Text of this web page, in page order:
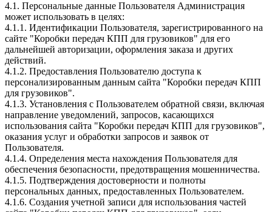
4.1. Персональные данные Пользователя Администрация
может использовать в целях:
4.1.1. Идентификации Пользователя, зарегистрированного на
сайте "Коробки передач КПП для грузовиков" для его
дальнейшей авторизации, оформления заказа и других
действий.
4.1.2. Предоставления Пользователю доступа к
персонализированным данным сайта "Коробки передач КПП
для грузовиков".
4.1.3. Установления с Пользователем обратной связи, включая
направление уведомлений, запросов, касающихся
использования сайта "Коробки передач КПП для грузовиков",
оказания услуг и обработки запросов и заявок от
Пользователя.
4.1.4. Определения места нахождения Пользователя для
обеспечения безопасности, предотвращения мошенничества.
4.1.5. Подтверждения достоверности и полноты
персональных данных, предоставленных Пользователем.
4.1.6. Создания учетной записи для использования частей